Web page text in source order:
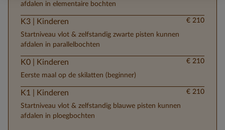
afdalen in elementaire bochten
K3 | Kinderen
Startniveau vlot & zelfstandig zwarte pisten kunnen
afdalen in parallelbochten
€ 210
K0 | Kinderen
Eerste maal op de skilatten (beginner)
€ 210
K1 | Kinderen
Startniveau vlot & zelfstandig blauwe pisten kunnen
afdalen in ploegbochten
€ 210